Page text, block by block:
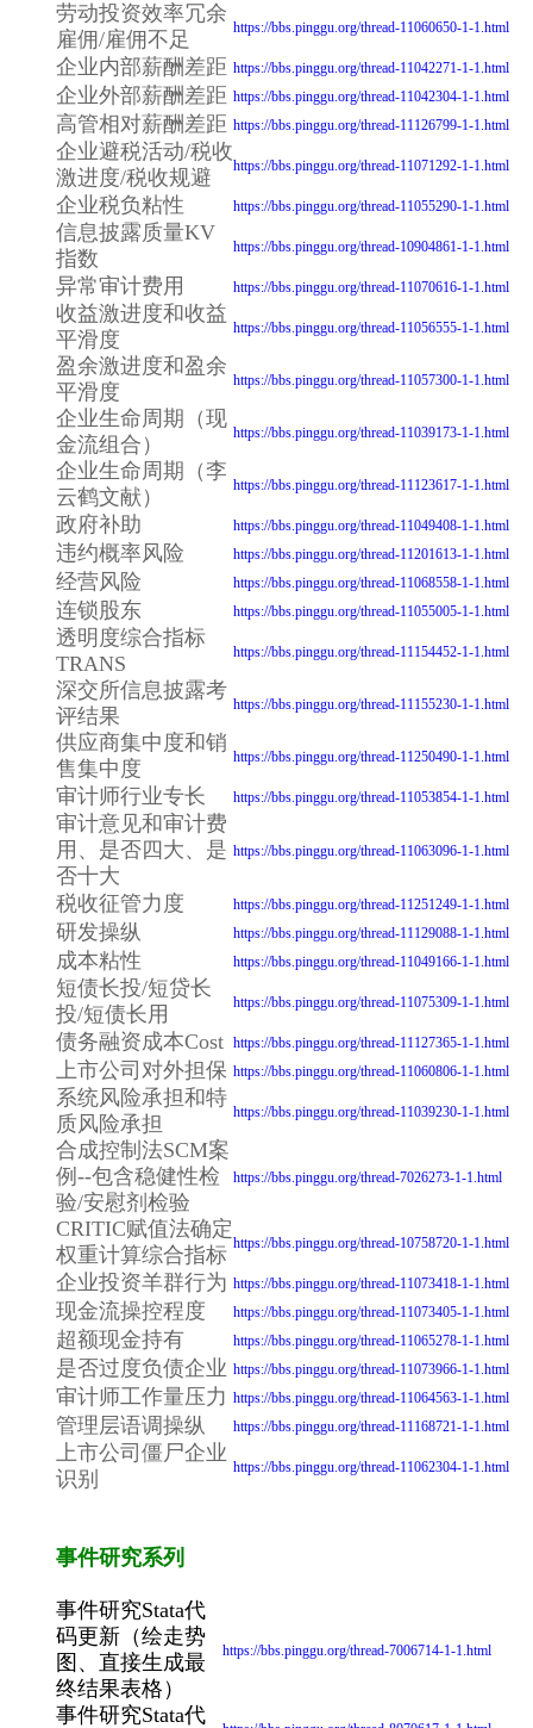
劳动投资效率冗余
雇佣/雇佣不足
https://bbs.pinggu.org/thread-11060650-1-1.html
企业内部薪酬差距 https://bbs.pinggu.org/thread-11042271-1-1.html
企业外部薪酬差距 https://bbs.pinggu.org/thread-11042304-1-1.html
高管相对薪酬差距 https://bbs.pinggu.org/thread-11126799-1-1.html
企业避税活动/税收
激进度/税收规避
https://bbs.pinggu.org/thread-11071292-1-1.html
企业税负粘性 https://bbs.pinggu.org/thread-11055290-1-1.html
信息披露质量KV
指数
https://bbs.pinggu.org/thread-10904861-1-1.html
异常审计费用 https://bbs.pinggu.org/thread-11070616-1-1.html
收益激进度和收益
平滑度
https://bbs.pinggu.org/thread-11056555-1-1.html
盈余激进度和盈余
平滑度
https://bbs.pinggu.org/thread-11057300-1-1.html
企业生命周期（现
金流组合）
https://bbs.pinggu.org/thread-11039173-1-1.html
企业生命周期（李
云鹤文献）
https://bbs.pinggu.org/thread-11123617-1-1.html
政府补助 https://bbs.pinggu.org/thread-11049408-1-1.html
违约概率风险 https://bbs.pinggu.org/thread-11201613-1-1.html
经营风险 https://bbs.pinggu.org/thread-11068558-1-1.html
连锁股东 https://bbs.pinggu.org/thread-11055005-1-1.html
透明度综合指标
TRANS
https://bbs.pinggu.org/thread-11154452-1-1.html
深交所信息披露考
评结果
https://bbs.pinggu.org/thread-11155230-1-1.html
供应商集中度和销
售集中度
https://bbs.pinggu.org/thread-11250490-1-1.html
审计师行业专长 https://bbs.pinggu.org/thread-11053854-1-1.html
审计意见和审计费
用、是否四大、是
否十大
https://bbs.pinggu.org/thread-11063096-1-1.html
税收征管力度 https://bbs.pinggu.org/thread-11251249-1-1.html
研发操纵 https://bbs.pinggu.org/thread-11129088-1-1.html
成本粘性 https://bbs.pinggu.org/thread-11049166-1-1.html
短债长投/短贷长
投/短债长用
https://bbs.pinggu.org/thread-11075309-1-1.html
债务融资成本Cost https://bbs.pinggu.org/thread-11127365-1-1.html
上市公司对外担保 https://bbs.pinggu.org/thread-11060806-1-1.html
系统风险承担和特
质风险承担
https://bbs.pinggu.org/thread-11039230-1-1.html
合成控制法SCM案
例--包含稳健性检
验/安慰剂检验
https://bbs.pinggu.org/thread-7026273-1-1.html
CRITIC赋值法确定
权重计算综合指标 https://bbs.pinggu.org/thread-10758720-1-1.html
企业投资羊群行为 https://bbs.pinggu.org/thread-11073418-1-1.html
现金流操控程度 https://bbs.pinggu.org/thread-11073405-1-1.html
超额现金持有 https://bbs.pinggu.org/thread-11065278-1-1.html
是否过度负债企业 https://bbs.pinggu.org/thread-11073966-1-1.html
审计师工作量压力 https://bbs.pinggu.org/thread-11064563-1-1.html
管理层语调操纵 https://bbs.pinggu.org/thread-11168721-1-1.html
上市公司僵尸企业
识别
https://bbs.pinggu.org/thread-11062304-1-1.html
事件研究系列
事件研究Stata代
码更新（绘走势
图、直接生成最
终结果表格）
https://bbs.pinggu.org/thread-7006714-1-1.html
事件研究Stata代